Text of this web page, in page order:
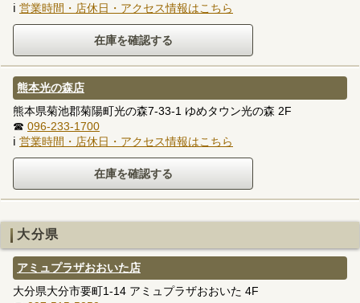
ℹ 営業時間・店休日・アクセス情報はこちら
熊本光の森店
熊本県菊池郡菊陽町光の森7-33-1 ゆめタウン光の森 2F
☎ 096-233-1700
ℹ 営業時間・店休日・アクセス情報はこちら
大分県
アミュプラザおおいた店
大分県大分市要町1-14 アミュプラザおおいた 4F